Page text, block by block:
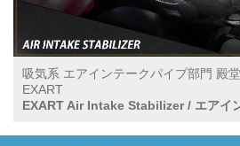
吸気系 エアインテークパイプ部門 殿
EXART
EXART Air Intake Stabilizer / エアイ